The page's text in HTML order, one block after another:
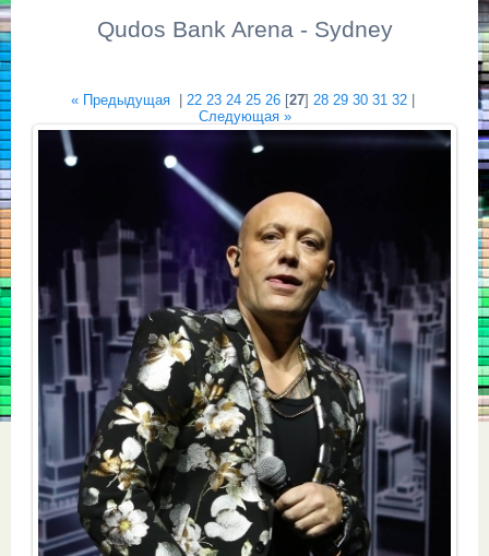
Qudos Bank Arena - Sydney
« Предыдущая| 22 23 24 25 26[27] 28 29 30 31 32|
Следующая »